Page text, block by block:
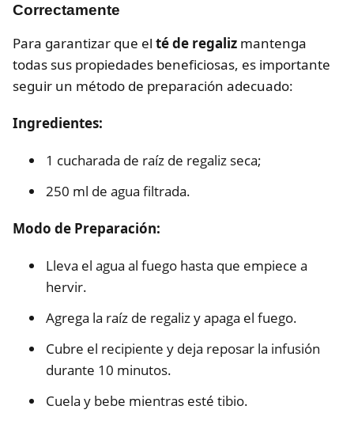
Correctamente
Para garantizar que el té de regaliz mantenga
todas sus propiedades beneficiosas, es importante
seguir un método de preparación adecuado:
Ingredientes:
1 cucharada de raíz de regaliz seca;
250 ml de agua filtrada.
Modo de Preparación:
Lleva el agua al fuego hasta que empiece a
hervir.
Agrega la raíz de regaliz y apaga el fuego.
Cubre el recipiente y deja reposar la infusión
durante 10 minutos.
Cuela y bebe mientras esté tibio.